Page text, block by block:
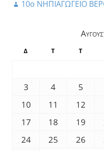
10ο ΝΗΠΙΑΓΩΓΕΙΟ
Δ Τ Τ
3
4 5
10
11 12
17
18 19
24
25 26